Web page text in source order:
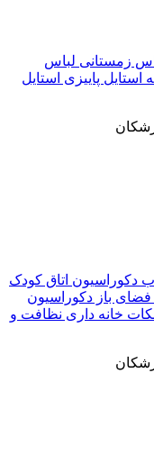
زمستانی لباس
استایل پاییزی استایل
دکوراسیون اتاق کودک
باز دکوراسیون
خانه داری نظافت و